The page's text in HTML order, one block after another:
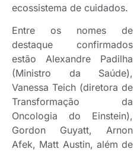
ecossistema de cuidados.
Entre os nomes de
destaque confirmados
estão Alexandre Padilha
(Ministro da Saúde),
Vanessa Teich (diretora de
Transformação da
Oncologia do Einstein),
Gordon Guyatt, Arnon
Afek, Matt Austin, além de